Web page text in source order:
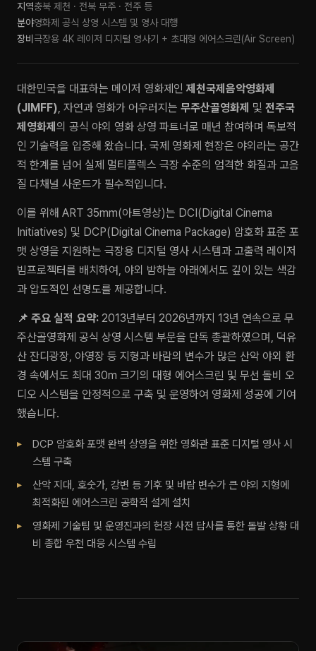
지역충북 제천 · 전북 무주 · 전주 등
분야영화제 공식 상영 시스템 및 영사 대행
장비 극장용 4K 레이저 디지털 영사기 + 초대형 에어스크린(Air Screen)
대한민국을 대표하는 메이저 영화제인 제천국제음악영화제
(JIMFF), 자연과 영화가 어우러지는 무주산골영화제 및 전주국
제영화제 의 공식 야외 영화 상영 파트너로 매년 참여하며 독보적
인 기술력을 입증해 왔습니다. 국제 영화제 현장은 야외라는 공간
적 한계를 넘어 실제 멀티플렉스 극장 수준의 엄격한 화질과 고음
질 다채널 사운드가 필수적입니다.
이를 위해 ART 35mm(아트영상)는 DCI(Digital Cinema
Initiatives) 및 DCP(Digital Cinema Package) 암호화 표준 포
맷 상영을 지원하는 극장용 디지털 영사 시스템과 고출력 레이저
빔프로젝터를 배치하여, 야외 밤하늘 아래에서도 깊이 있는 색감
과 압도적인 선명도를 제공합니다.
📌 주요 실적 요약: 2013년부터 2026년까지 13년 연속으로 무
주산골영화제 공식 상영 시스템 부문을 단독 총괄하였으며, 덕유
산 잔디광장, 야영장 등 지형과 바람의 변수가 많은 산악 야외 환
경 속에서도 최대 30m 크기의 대형 에어스크린 및 무선 돌비 오
디오 시스템을 안정적으로 구축 및 운영하여 영화제 성공에 기여
했습니다.
DCP 암호화 포맷 완벽 상영을 위한 영화관 표준 디지털 영사 시
스템 구축
산악 지대, 호숫가, 강변 등 기후 및 바람 변수가 큰 야외 지형에
최적화된 에어스크린 공학적 설계 설치
영화제 기술팀 및 운영진과의 현장 사전 답사를 통한 돌발 상황 대
비 종합 우천 대응 시스템 수립